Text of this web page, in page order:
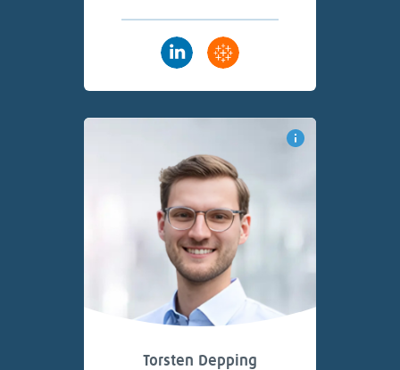
Torsten Depping